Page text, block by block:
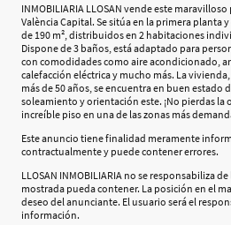
INMOBILIARIA LLOSAN vende este
València Capital. Se sitúa en la primera planta
de 190 m², distribuidos en 2 habitaciones
Dispone de 3 baños, está adaptado para
con comodidades como aire acondicionado,
calefacción eléctrica y mucho más. La
más de 50 años, se encuentra en buen estado
soleamiento y orientación este. ¡No pierdas
increíble piso en una de las zonas más
Este anuncio tiene finalidad meramente
contractualmente y puede contener errores.
LLOSAN INMOBILIARIA no se responsabiliza
mostrada pueda contener. La posición en el
deseo del anunciante. El usuario será el
información.